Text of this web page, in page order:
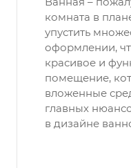
комната в
упустить
оформлении,
красивое и
помещение,
вложенные
главных
в дизайне